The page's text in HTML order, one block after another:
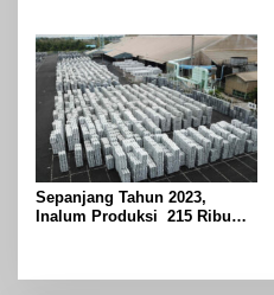
Sepanjang Tahun 2023,
Inalum Produksi 215 Ribu